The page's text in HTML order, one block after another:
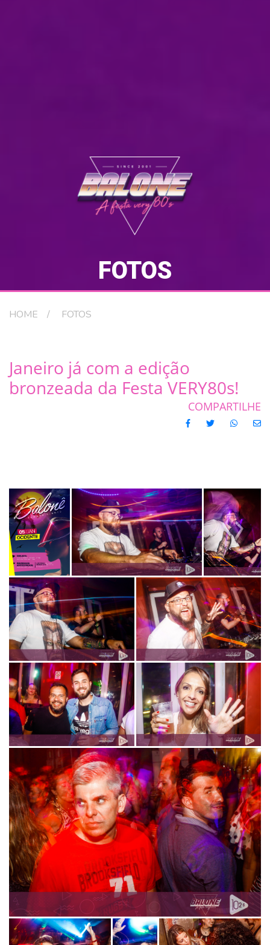
FOTOS
HOME FOTOS
Janeiro já com a edição
bronzeada da Festa VERY80s!
COMPARTILHE